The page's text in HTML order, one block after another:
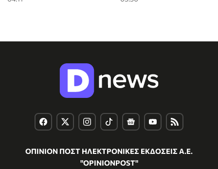
ΟΠΙΝΙΟΝ ΠΟΣΤ ΗΛΕΚΤΡΟΝΙΚΕΣ ΕΚΔΟΣΕΙΣ Α.Ε.
"OPINIONPOST"